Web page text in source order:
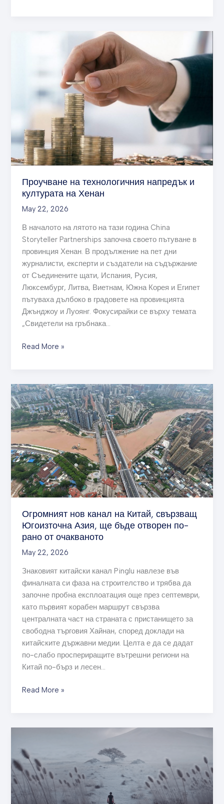
Проучване на технологичния напредък и
културата на Хенан
May 22, 2026
В началото на лятото на тази година China
Storyteller Partnerships започна своето пътуване в
провинция Хенан. В продължение на пет дни
журналисти, експерти и създатели на съдържание
от Съединените щати, Испания, Русия,
Люксембург, Литва, Виетнам, Южна Корея и Египет
пътуваха дълбоко в градовете на провинцията
Джънджоу и Луоянг. Фокусирайки се върху темата
„Свидетели на гръбнака…
технологичния
културата
Read More »
Огромният нов канал на Китай, свързващ
Югоизточна Азия, ще бъде отворен по-
рано от очакваното
May 22, 2026
Знаковият китайски канал Pinglu навлезе във
финалната си фаза на строителство и трябва да
започне пробна експлоатация още през септември,
като първият корабен маршрут свързва
централната част на страната с пристанището за
свободна търговия Хайнан, според доклади на
китайските държавни медии. Целта е да се дадат
по-слабо проспериращите вътрешни региони на
Китай по-бърз и лесен…
Огромният
нов
канал
на
свързващ
Югоизточна
Азия,
ще
бъде
отворен
по-
рано
очакваното
Read More »
на
ByteDance
идва
в